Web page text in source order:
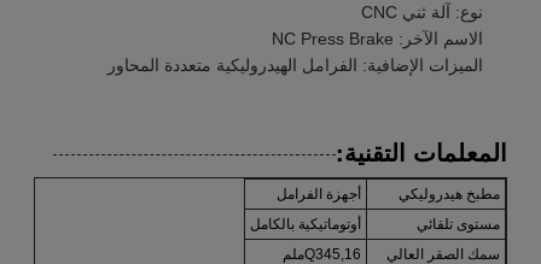
نوع: آلة ثني CNC
الاسم الآخر: NC Press Brake
الميزات الإضافية: الفرامل الهيدروليكية متعددة المحاور
المعلمات التقنية:
مطبخ هيدروليكي
أجهزة الفرامل
مستوى تلقائي
أوتوماتيكية بالكامل
سمك الصقر العالي
Q345,16ملم